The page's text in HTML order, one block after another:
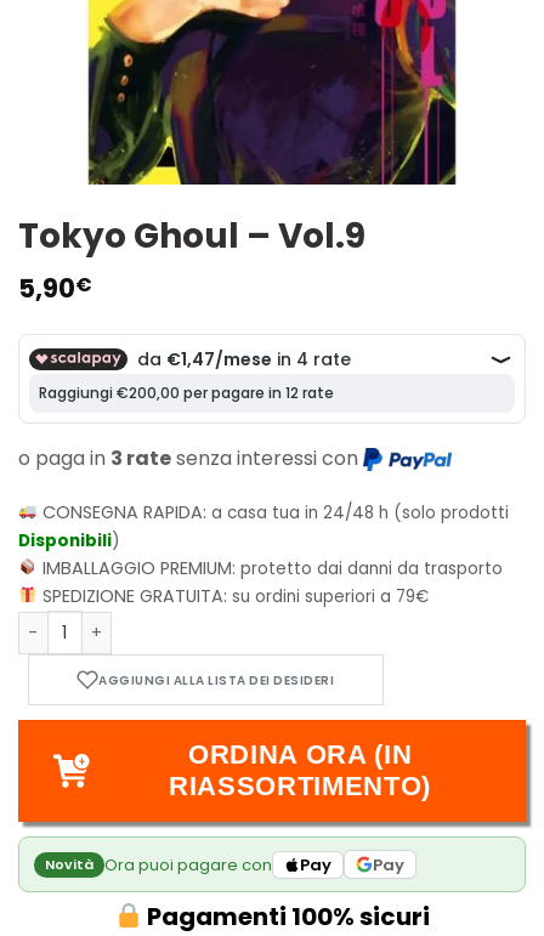
Tokyo Ghoul – Vol.9
5,90€
o paga in 3 ratesenza interessi con
CONSEGNA RAPIDA:a casa tua in 24/48 h (solo prodotti
Disponibili)
IMBALLAGGIO PREMIUM:protetto dai danni da trasporto
SPEDIZIONE GRATUITA:su ordini superiori a 79€
Tokyo Ghoul - Vol.9 quantità
ORDINA ORA (IN
RIASSORTIMENTO)
Novità Ora puoi pagare con Pay Pay
Pagamenti 100% sicuri